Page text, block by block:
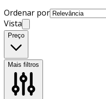
Ordenar por
Vista
Preço
Mais filtros